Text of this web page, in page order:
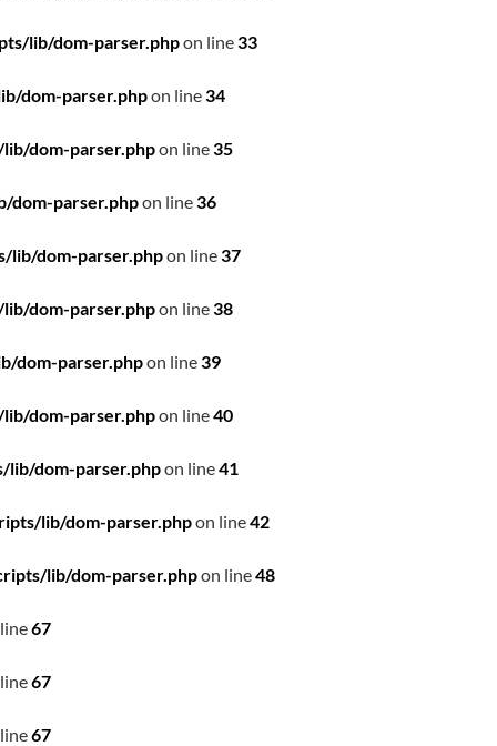
lib/dom-parser.phpon line33
dom-parser.phpon line34
dom-parser.phpon line35
dom-parser.phpon line36
dom-parser.phpon line37
dom-parser.phpon line38
dom-parser.phpon line39
dom-parser.phpon line40
dom-parser.phpon line41
lib/dom-parser.phpon line42
lib/dom-parser.phpon line48
67
67
67